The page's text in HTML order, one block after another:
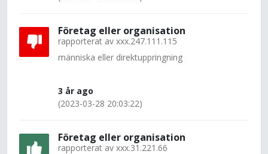
Företag eller organisation
rapporterat av xxx.247.111.115
människa eller direktuppringning
3 år ago
(2023-03-28 20:03:22)
Företag eller organisation
rapporterat av xxx.31.221.66